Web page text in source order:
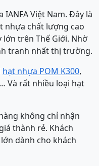
Việt Nam. Đây là
nhựa chất lượng cao
trên Thế Giới. Nhờ
tranh nhất thị trường.
hạt nhựa POM K300,
… Và rất nhiều loại hạt
không chỉ nhận
thành rẻ. Khách
dành cho khách